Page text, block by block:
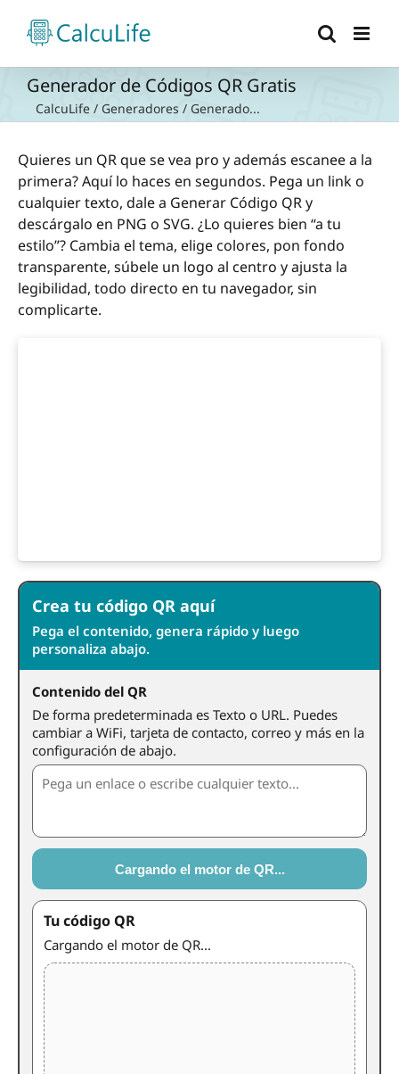
contenido
Generador de Códigos QR Gratis
CalcuLife / Generadores / Generado...
Quieres un QR que se vea pro y además escanee a la
primera? Aquí lo haces en segundos. Pega un link o
cualquier texto, dale a Generar Código QR y
descárgalo en PNG o SVG. ¿Lo quieres bien “a tu
estilo”? Cambia el tema, elige colores, pon fondo
transparente, súbele un logo al centro y ajusta la
legibilidad, todo directo en tu navegador, sin
complicarte.
Crea tu código QR aquí
Pega el contenido, genera rápido y luego
personaliza abajo.
Contenido del QR
De forma predeterminada es Texto o URL. Puedes
cambiar a WiFi, tarjeta de contacto, correo y más en la
configuración de abajo.
Cargando el motor de QR...
Tu código QR
Cargando el motor de QR...